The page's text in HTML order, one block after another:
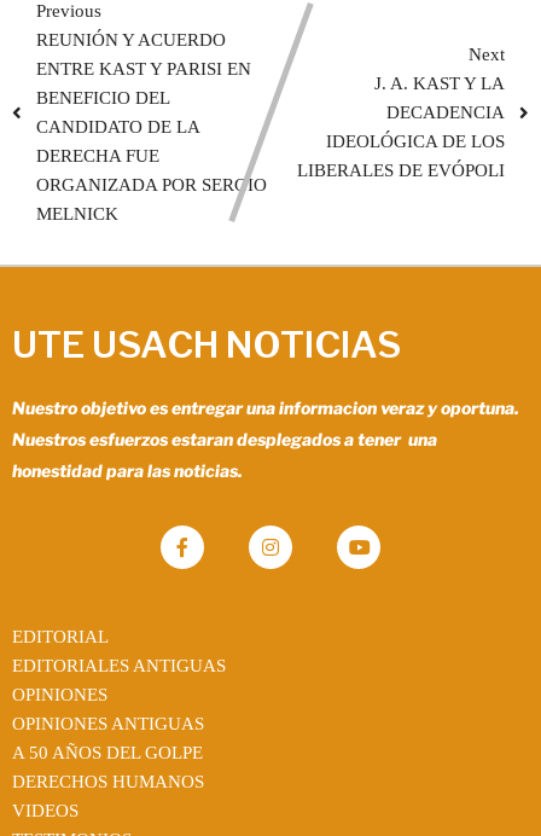
Previous
REUNIÓN Y ACUERDO
ENTRE KAST Y PARISI EN
BENEFICIO DEL
CANDIDATO DE LA
DERECHA FUE
ORGANIZADA POR SERGIO
MELNICK
Next
J. A. KAST Y LA
DECADENCIA
IDEOLÓGICA DE LOS
LIBERALES DE EVÓPOLI
UTE USACH NOTICIAS
Nuestro objetivo es entregar una informacion veraz y oportuna.
Nuestros esfuerzos estaran desplegados a tener una
honestidad para las noticias.
EDITORIAL
EDITORIALES ANTIGUAS
OPINIONES
OPINIONES ANTIGUAS
A 50 AÑOS DEL GOLPE
DERECHOS HUMANOS
VIDEOS